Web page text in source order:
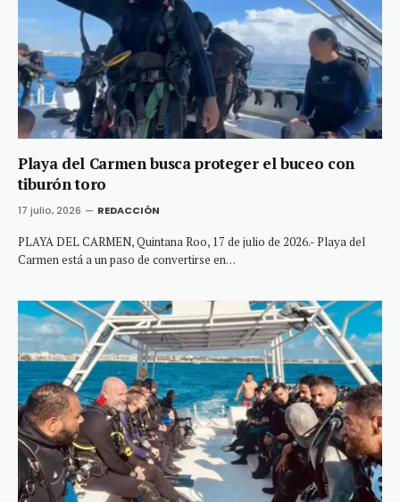
Playa del Carmen busca proteger el buceo con
tiburón toro
17 julio, 2026 REDACCIÓN
PLAYA DEL CARMEN, Quintana Roo, 17 de julio de 2026.- Playa del
Carmen está a un paso de convertirse en…